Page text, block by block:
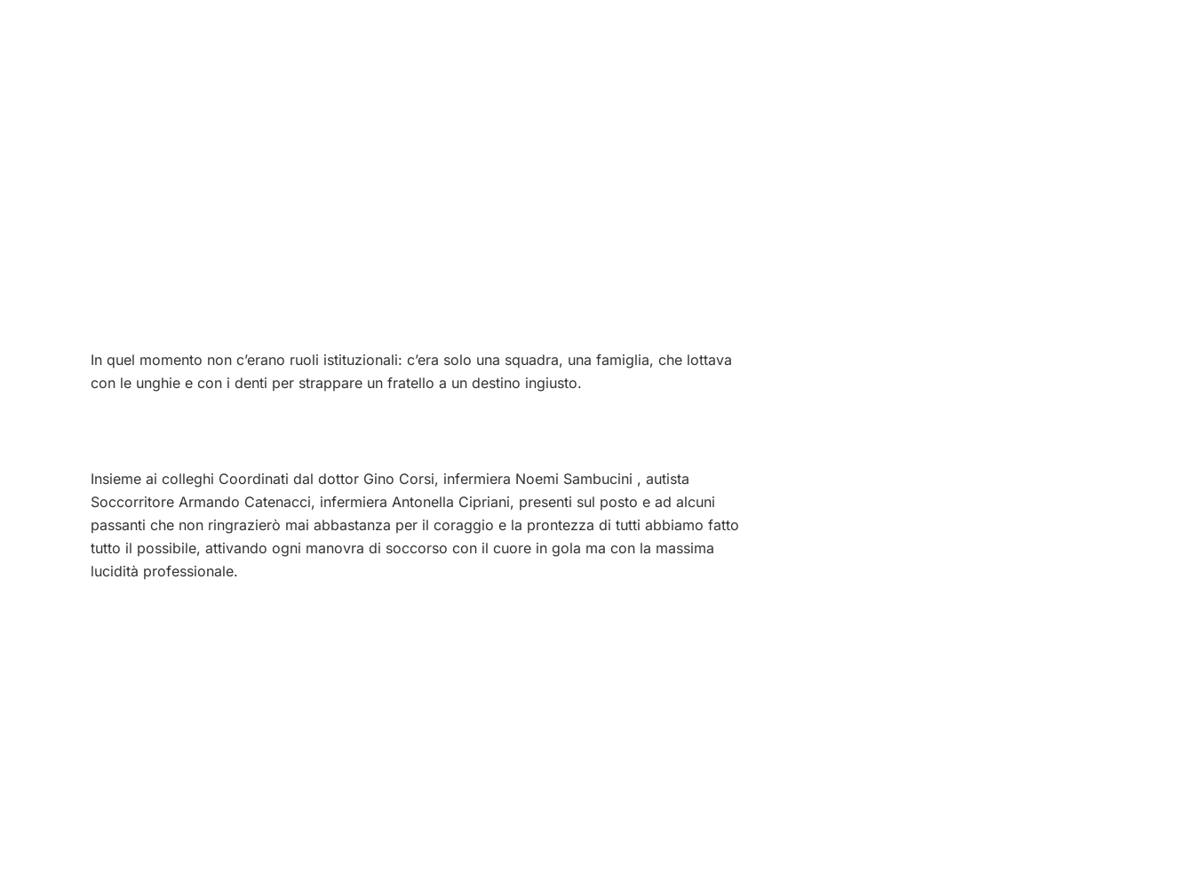
​In quel momento non c’erano ruoli istituzionali: c’era solo una squadra, una famiglia, che lottava
con le unghie e con i denti per strappare un fratello a un destino ingiusto.
Insieme ai colleghi Coordinati dal dottor Gino Corsi, infermiera Noemi Sambucini , autista
Soccorritore Armando Catenacci, infermiera Antonella Cipriani, presenti sul posto e ad alcuni
passanti che non ringrazierò mai abbastanza per il coraggio e la prontezza di tutti abbiamo fatto
tutto il possibile, attivando ogni manovra di soccorso con il cuore in gola ma con la massima
lucidità professionale.